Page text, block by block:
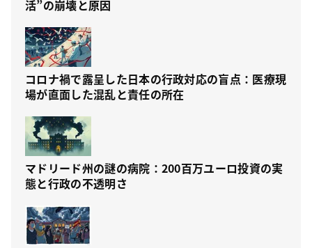
活”の崩壊と原因
コロナ禍で露呈した日本の行政対応の盲点：医療現
場が直面した混乱と責任の所在
マドリード州の謎の病院：200百万ユーロ投資の実
態と行政の不透明さ